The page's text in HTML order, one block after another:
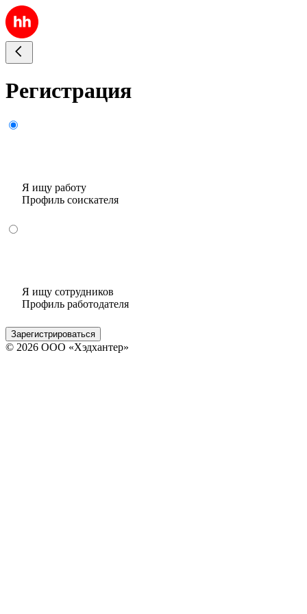
Регистрация
Я ищу работу
Профиль соискателя
Я ищу сотрудников
Профиль работодателя
Зарегистрироваться
© 2026 ООО «Хэдхантер»